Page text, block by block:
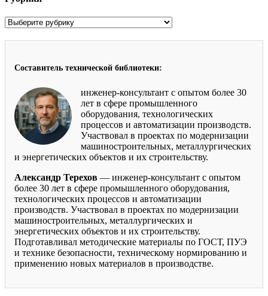
Рубрики
Составитель технической библиотеки:
инженер-консультант с опытом более 30
лет в сфере промышленного
оборудования, технологических
процессов и автоматизации производств.
Участвовал в проектах по модернизации
машиностроительных, металлургических
и энергетических объектов и их строительству.
Александр Терехов — инженер-консультант с опытом
более 30 лет в сфере промышленного оборудования,
технологических процессов и автоматизации
производств. Участвовал в проектах по модернизации
машиностроительных, металлургических и
энергетических объектов и их строительству.
Подготавливал методические материалы по ГОСТ, ПУЭ
и технике безопасности, техническому нормированию и
применению новых материалов в производстве.